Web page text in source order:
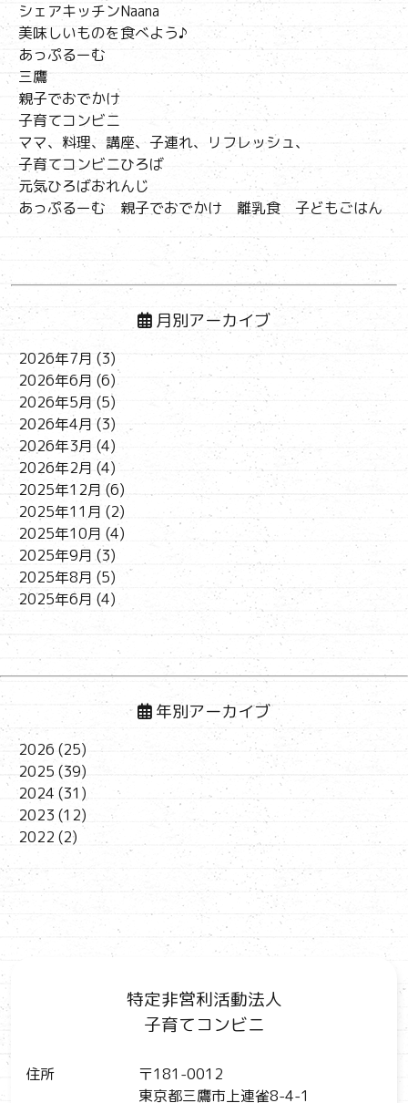
シェアキッチンNaana
美味しいものを食べよう♪
あっぷるーむ
三鷹
親子でおでかけ
子育てコンビニ
ママ、料理、講座、子連れ、リフレッシュ、
子育てコンビニひろば
元気ひろばおれんじ
あっぷるーむ 親子でおでかけ 離乳食 子どもごはん
月別アーカイブ
2026年7月 (3)
2026年6月 (6)
2026年5月 (5)
2026年4月 (3)
2026年3月 (4)
2026年2月 (4)
2025年12月 (6)
2025年11月 (2)
2025年10月 (4)
2025年9月 (3)
2025年8月 (5)
2025年6月 (4)
年別アーカイブ
2026 (25)
2025 (39)
2024 (31)
2023 (12)
2022 (2)
特定非営利活動法人
子育てコンビニ
住所
〒181-0012
東京都三鷹市上連雀8-4-1